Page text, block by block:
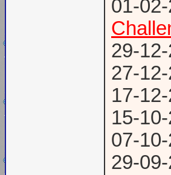
01-
29-
27-
17-
15-
07-
29-